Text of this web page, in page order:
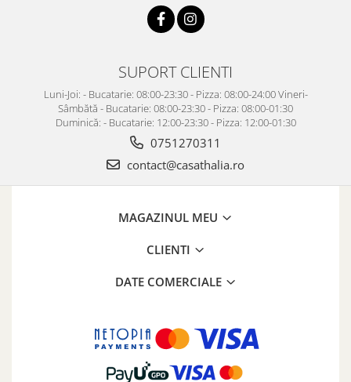
SUPORT CLIENTI
Luni-Joi: - Bucatarie: 08:00-23:30 - Pizza: 08:00-24:00 Vineri-
Sâmbătă - Bucatarie: 08:00-23:30 - Pizza: 08:00-01:30
Duminică: - Bucatarie: 12:00-23:30 - Pizza: 12:00-01:30
0751270311
contact@casathalia.ro
MAGAZINUL MEU
CLIENTI
DATE COMERCIALE